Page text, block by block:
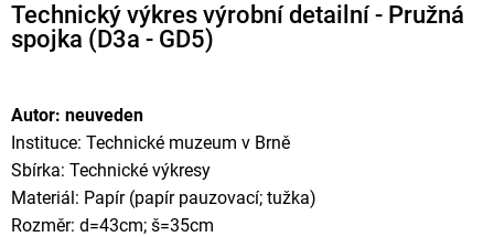
Technický výkres výrobní detailní - Pružná
spojka (D3a - GD5)
Autor: neuveden
Instituce: Technické muzeum v Brně
Sbírka: Technické výkresy
Materiál: Papír (papír pauzovací; tužka)
Rozměr: d=43cm; š=35cm